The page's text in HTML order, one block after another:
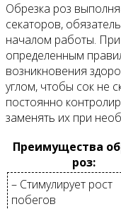
Обрезка роз
секаторов,
началом работы.
определенным
возникновения
углом, чтобы сок не
постоянно
заменять их при
Преимущества
роз:
– Стимулирует рост
побегов